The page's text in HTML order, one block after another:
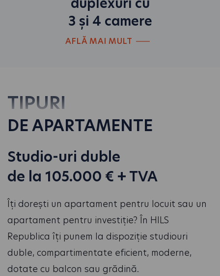
3 și 4 camere
AFLĂ MAI MULT
TIPURI
DE APARTAMENTE
Studio-uri duble
de la 105.000 € + TVA
Îți dorești un apartament pentru locuit sau un
apartament pentru investiție? În HILS
Republica îți punem la dispoziție studiouri
duble, compartimentate eficient, moderne,
dotate cu balcon sau grădină.